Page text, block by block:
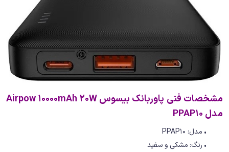
مشخصات فنی پاوربانک بیسوس Airpow 10000mAh 20W
مدل PPAP10
• مدل: PPAP10
• رنگ: مشکی و سفید